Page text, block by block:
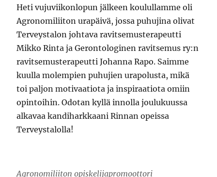
Heti vujuviikonlopun jälkeen koulullamme oli
Agronomiliiton urapäivä, jossa puhujina olivat
Terveystalon johtava ravitsemusterapeutti
Mikko Rinta ja Gerontologinen ravitsemus ry:n
ravitsemusterapeutti Johanna Rapo. Saimme
kuulla molempien puhujien urapolusta, mikä
toi paljon motivaatiota ja inspiraatiota omiin
opintoihin. Odotan kyllä innolla joulukuussa
alkavaa kandiharkkaani Rinnan opeissa
Terveystalolla!
Agronomiliiton opiskelijapromoottori